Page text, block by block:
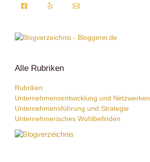
Alle Rubriken
Rubriken
Unternehmensentwicklung und Netzwerken
Unternehmensführung und Strategie
Unternehmerisches Wohlbefinden